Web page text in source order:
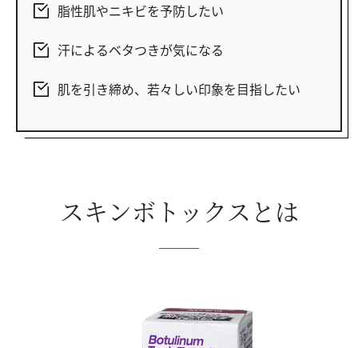
脂性肌やニキビを予防したい
汗によるベタつきが気になる
肌を引き締め、若々しい印象を目指したい
スキンボトックスとは